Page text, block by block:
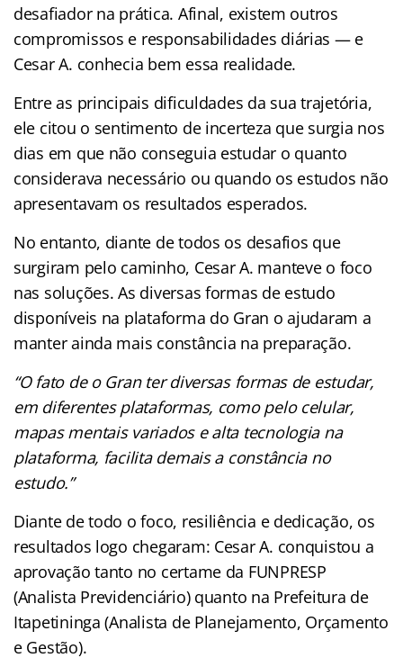
desafiador na prática. Afinal, existem outros
compromissos e responsabilidades diárias — e
Cesar A. conhecia bem essa realidade.
Entre as principais dificuldades da sua trajetória,
ele citou o sentimento de incerteza que surgia nos
dias em que não conseguia estudar o quanto
considerava necessário ou quando os estudos não
apresentavam os resultados esperados.
No entanto, diante de todos os desafios que
surgiram pelo caminho, Cesar A. manteve o foco
nas soluções. As diversas formas de estudo
disponíveis na plataforma do Gran o ajudaram a
manter ainda mais constância na preparação.
“O fato de o Gran ter diversas formas de estudar,
em diferentes plataformas, como pelo celular,
mapas mentais variados e alta tecnologia na
plataforma, facilita demais a constância no
estudo.”
Diante de todo o foco, resiliência e dedicação, os
resultados logo chegaram: Cesar A. conquistou a
aprovação tanto no certame da FUNPRESP
(Analista Previdenciário) quanto na Prefeitura de
Itapetininga (Analista de Planejamento, Orçamento
e Gestão).